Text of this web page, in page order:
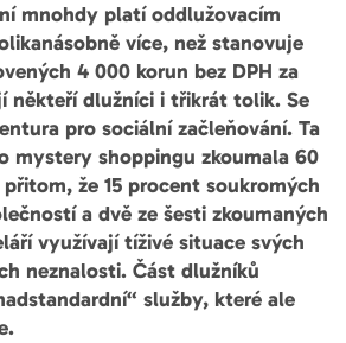
mnohdy platí oddlužovacím
více, než stanovuje
4 000 korun bez DPH za
někteří dlužníci i třikrát tolik. Se
pro sociální začleňování. Ta
mystery shoppingu zkoumala 60
že 15 procent soukromých
a dvě ze šesti zkoumaných
využívají tíživé situace svých
neznalosti. Část dlužníků
služby, které ale